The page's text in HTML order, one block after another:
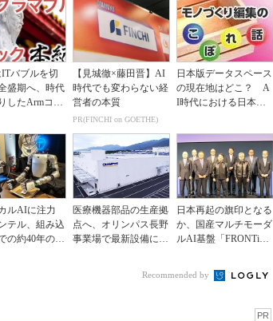
ITバブルを切
盛期へ、時代
したArmコア
【見城徹×藤田晋】AI
時代でも変わらない経
営者の本質
PR(FINCHI on GOETHE)
日本版データスペース
の現在地はどこ？ A
I時代における日本の
ルAIに注力
テル、組み込
の約40年の実
医療機器部品の生産拠
点へ、オリンパス長野
事業場で最新設備に機
日本再起の旗印となる
か、国産マルチモーダ
ルAI基盤「FRONTi
Recommended by
PR